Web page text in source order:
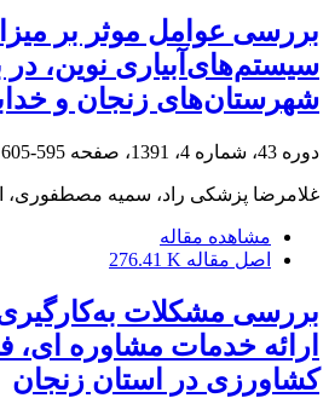
بررسی عوامل موثر بر
سیستم‌های‌آبیاری نوین،
شهرستان‌های زنجان و
دوره 43، شماره 4، 1391، صفحه 595-605
غلامرضا پزشکی راد، سمیه
مشاهده مقاله
اصل مقاله 276.41 K
بررسی مشکلات به‌کارگیری
ارائه خدمات مشاوره
کشاورزی در استان زنجان